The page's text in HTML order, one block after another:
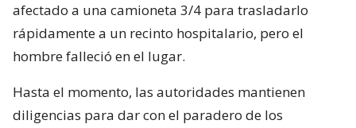
afectado a una camioneta 3/4 para trasladarlo
rápidamente a un recinto hospitalario, pero el
hombre falleció en el lugar.
Hasta el momento, las autoridades mantienen
diligencias para dar con el paradero de los